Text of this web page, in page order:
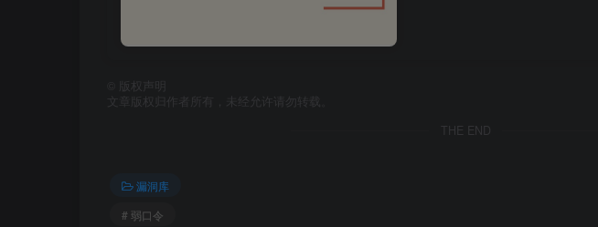
版权声明
文章版权归作者所有，未经允许请勿转载。
THE END
漏洞库
# 弱口令